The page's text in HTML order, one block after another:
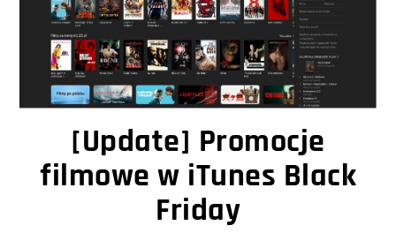
[Update] Promocje
filmowe w iTunes Black
Friday